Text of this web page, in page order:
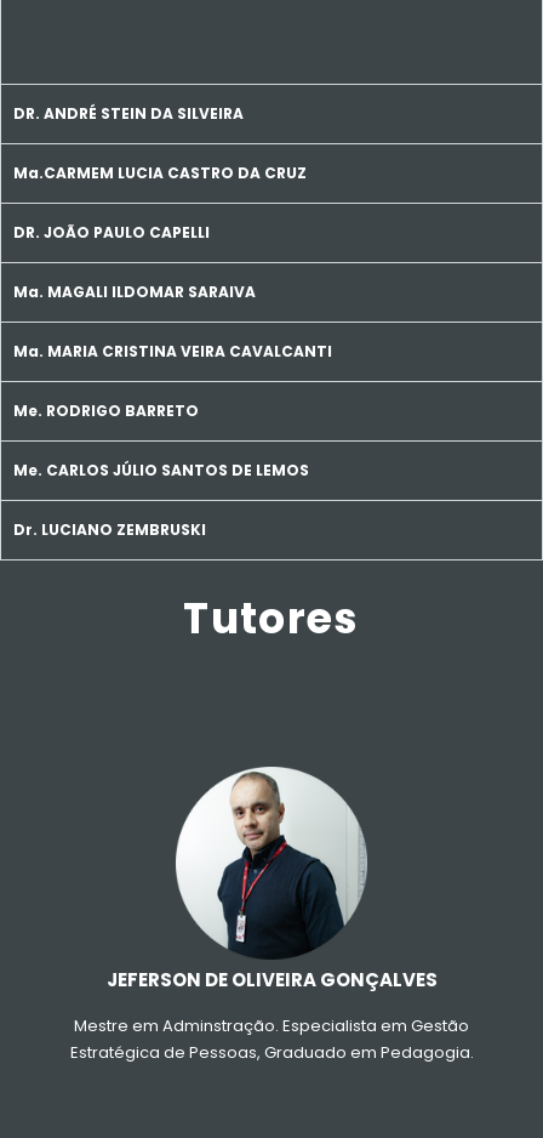
DR. ANDRÉ STEIN DA SILVEIRA
Ma.CARMEM LUCIA CASTRO DA CRUZ
DR. JOÃO PAULO CAPELLI
Ma. MAGALI ILDOMAR SARAIVA
Ma. MARIA CRISTINA VEIRA CAVALCANTI
Me. RODRIGO BARRETO
Me. CARLOS JÚLIO SANTOS DE LEMOS
Dr. LUCIANO ZEMBRUSKI
Tutores
JEFERSON DE OLIVEIRA GONÇALVES
Mestre em Adminstração. Especialista em Gestão
Estratégica de Pessoas, Graduado em Pedagogia.
Currículo LATTES